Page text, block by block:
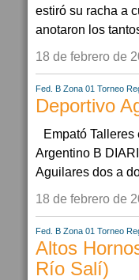
estiró su racha a
anotaron los
18 de febrero de
Fed. B Zona 01 Torneo
Deportivo
Empató
Argentino B
Aguilares dos a
18 de febrero de
Fed. B Zona 01 Torneo
Altos
Río Salí)